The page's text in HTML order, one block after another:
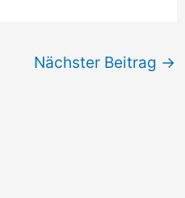
Nächster Beitrag →